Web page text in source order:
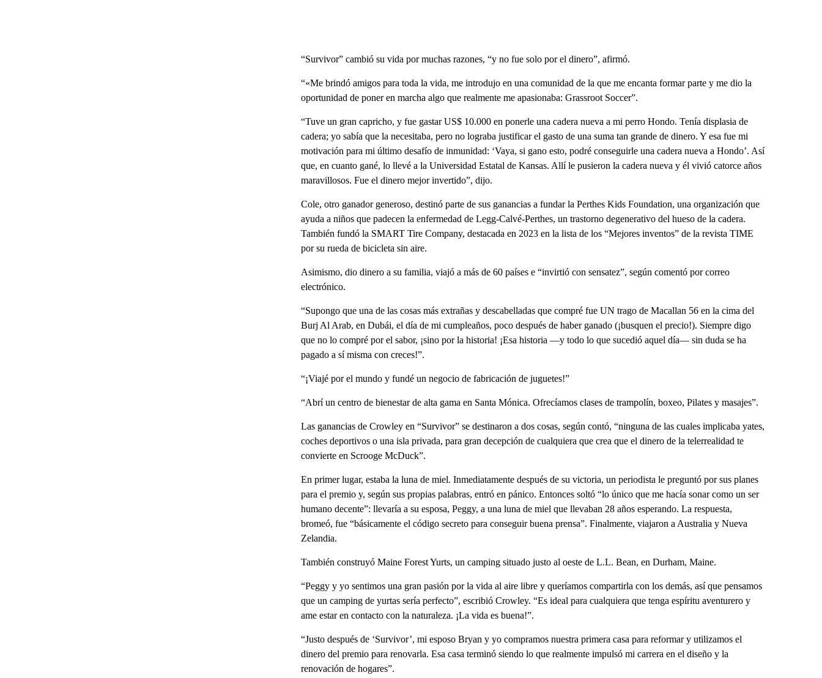
“Survivor” cambió su vida por muchas razones, “y no fue solo por el dinero”, afirmó.
“«Me brindó amigos para toda la vida, me introdujo en una comunidad de la que me encanta formar parte y me dio la
oportunidad de poner en marcha algo que realmente me apasionaba: Grassroot Soccer”.
“Tuve un gran capricho, y fue gastar US$ 10.000 en ponerle una cadera nueva a mi perro Hondo. Tenía displasia de
cadera; yo sabía que la necesitaba, pero no lograba justificar el gasto de una suma tan grande de dinero. Y esa fue mi
motivación para mi último desafío de inmunidad: ‘Vaya, si gano esto, podré conseguirle una cadera nueva a Hondo’. Así
que, en cuanto gané, lo llevé a la Universidad Estatal de Kansas. Allí le pusieron la cadera nueva y él vivió catorce años
maravillosos. Fue el dinero mejor invertido”, dijo.
Cole, otro ganador generoso, destinó parte de sus ganancias a fundar la Perthes Kids Foundation, una organización que
ayuda a niños que padecen la enfermedad de Legg-Calvé-Perthes, un trastorno degenerativo del hueso de la cadera.
También fundó la SMART Tire Company, destacada en 2023 en la lista de los “Mejores inventos” de la revista TIME
por su rueda de bicicleta sin aire.
Asimismo, dio dinero a su familia, viajó a más de 60 países e “invirtió con sensatez”, según comentó por correo
electrónico.
“Supongo que una de las cosas más extrañas y descabelladas que compré fue UN trago de Macallan 56 en la cima del
Burj Al Arab, en Dubái, el día de mi cumpleaños, poco después de haber ganado (¡busquen el precio!). Siempre digo
que no lo compré por el sabor, ¡sino por la historia! ¡Esa historia —y todo lo que sucedió aquel día— sin duda se ha
pagado a sí misma con creces!”.
“¡Viajé por el mundo y fundé un negocio de fabricación de juguetes!”
“Abrí un centro de bienestar de alta gama en Santa Mónica. Ofrecíamos clases de trampolín, boxeo, Pilates y masajes”.
Las ganancias de Crowley en “Survivor” se destinaron a dos cosas, según contó, “ninguna de las cuales implicaba yates,
coches deportivos o una isla privada, para gran decepción de cualquiera que crea que el dinero de la telerrealidad te
convierte en Scrooge McDuck”.
En primer lugar, estaba la luna de miel. Inmediatamente después de su victoria, un periodista le preguntó por sus planes
para el premio y, según sus propias palabras, entró en pánico. Entonces soltó “lo único que me hacía sonar como un ser
humano decente”: llevaría a su esposa, Peggy, a una luna de miel que llevaban 28 años esperando. La respuesta,
bromeó, fue “básicamente el código secreto para conseguir buena prensa”. Finalmente, viajaron a Australia y Nueva
Zelandia.
También construyó Maine Forest Yurts, un camping situado justo al oeste de L.L. Bean, en Durham, Maine.
“Peggy y yo sentimos una gran pasión por la vida al aire libre y queríamos compartirla con los demás, así que pensamos
que un camping de yurtas sería perfecto”, escribió Crowley. “Es ideal para cualquiera que tenga espíritu aventurero y
ame estar en contacto con la naturaleza. ¡La vida es buena!”.
“Justo después de ‘Survivor’, mi esposo Bryan y yo compramos nuestra primera casa para reformar y utilizamos el
dinero del premio para renovarla. Esa casa terminó siendo lo que realmente impulsó mi carrera en el diseño y la
renovación de hogares”.